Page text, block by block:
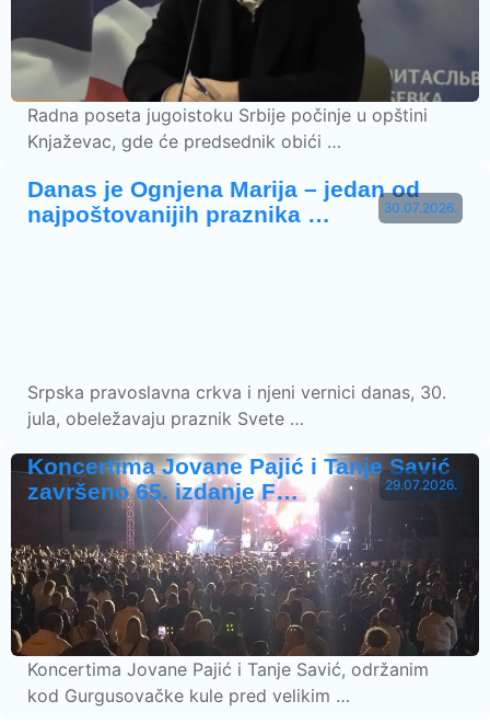
Radna poseta jugoistoku Srbije počinje u opštini
Knjaževac, gde će predsednik obići …
30.07.2026.
Danas je Ognjena Marija – jedan od
najpoštovanijih praznika …
Srpska pravoslavna crkva i njeni vernici danas, 30.
jula, obeležavaju praznik Svete …
29.07.2026.
Koncertima Jovane Pajić i Tanje Savić
završeno 65. izdanje F…
Koncertima Jovane Pajić i Tanje Savić, održanim
kod Gurgusovačke kule pred velikim …